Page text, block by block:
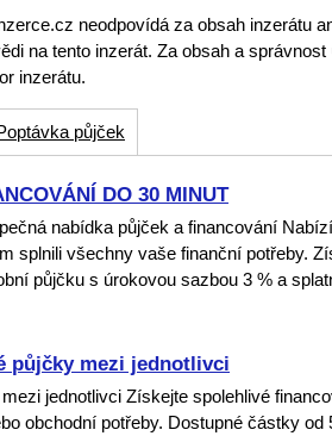
neodpovídá za obsah inzerátu
na tento inzerát. Za obsah a
inzerátu.
půjček
DO 30 MINUT
nabídka půjček a financování
splnili všechny vaše finanční potřeby.
půjčku s úrokovou sazbou 3 % a
půjčky mezi jednotlivci
jednotlivci Získejte spolehlivé
obchodní potřeby. Dostupné částky od